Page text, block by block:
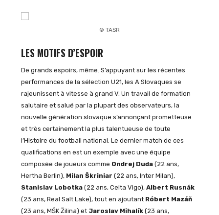
© TASR
LES MOTIFS D’ESPOIR
De grands espoirs, même. S’appuyant sur les récentes
performances de la sélection U21, les A Slovaques se
rajeunissent à vitesse à grand V. Un travail de formation
salutaire et salué par la plupart des observateurs, la
nouvelle génération slovaque s’annonçant prometteuse
et très certainement la plus talentueuse de toute
l’Histoire du football national. Le dernier match de ces
qualifications en est un exemple avec une équipe
composée de joueurs comme Ondrej Duda(22 ans,
Hertha Berlin), Milan Škriniar (22 ans, Inter Milan),
Stanislav Lobotka(22 ans, Celta Vigo), Albert Rusnák
(23 ans, Real Salt Lake), tout en ajoutant Róbert Mazáň
(23 ans, MŠK Žilina) et Jaroslav Mihalík(23 ans,